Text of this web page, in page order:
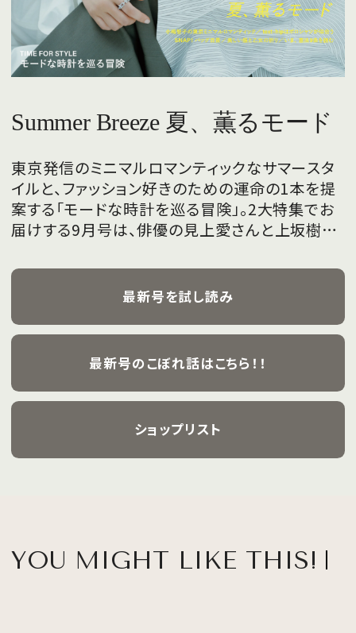
Summer Breeze 夏、薫るモード
東京発信のミニマルロマンティックなサマースタ
イルと、ファッション好きのための運命の1本を提
案する「モードな時計を巡る冒険」。2大特集でお
届けする9月号は、俳優の見上愛さんと上坂樹里
飾ります。
最新号を試し読み
最新号のこぼれ話はこちら！！
ショップリスト
YOU MIGHT LIKE THIS!